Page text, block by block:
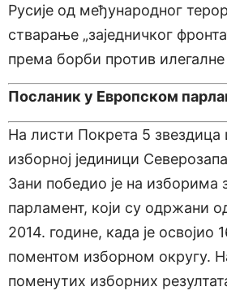
Русије од међународног
стварање „заједничког
према борби против илегалне
Посланик у Европском
На листи Покрета 5 звездица
изборној јединици
Зани победио је на изборима
парламент, који су одржани
2014. године, када је освојио
поментом изборном округу.
поменутих изборних